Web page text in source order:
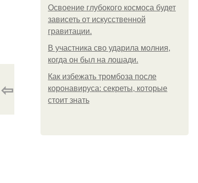
Освоение глубокого космоса будет
зависеть от искусственной
гравитации.
В участника сво ударила молния,
когда он был на лошади.
Как избежать тромбоза после
коронавируса: секреты, которые
стоит знать
⇦